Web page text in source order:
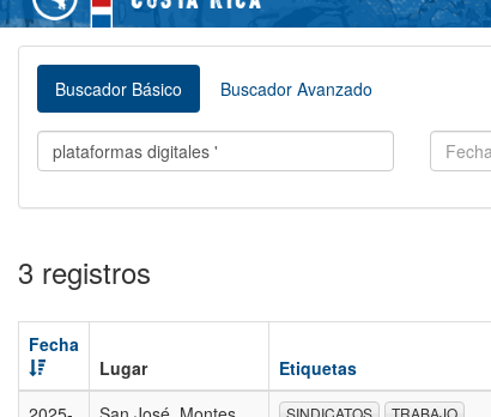
Buscador Básico Buscador Avanzado
3 registros
Fecha
Lugar
Etiquetas